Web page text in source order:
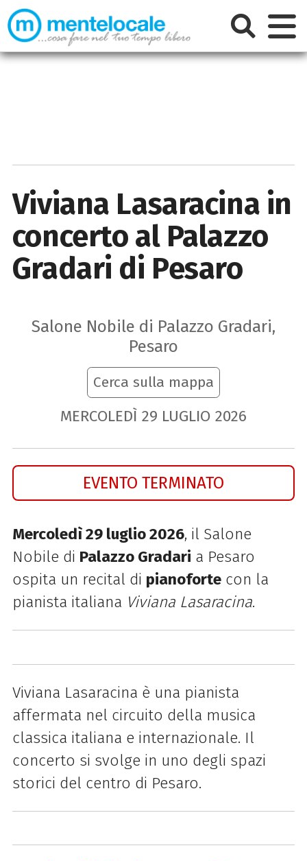
Viviana Lasaracina in
concerto al Palazzo
Gradari di Pesaro
Salone Nobile di Palazzo Gradari,
Pesaro
Cerca sulla mappa
MERCOLEDÌ 29 LUGLIO 2026
EVENTO TERMINATO
Mercoledì 29 luglio 2026, il Salone
Nobile di Palazzo Gradari a Pesaro
ospita un recital di pianofortecon la
pianista italiana Viviana Lasaracina.
Viviana Lasaracina è una pianista
affermata nel circuito della musica
classica italiana e internazionale. Il
concerto si svolge in uno degli spazi
storici del centro di Pesaro.